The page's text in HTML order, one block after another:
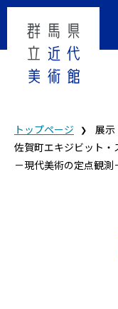
トップページ 展示
佐賀町エキジビット・
－現代美術の定点観測